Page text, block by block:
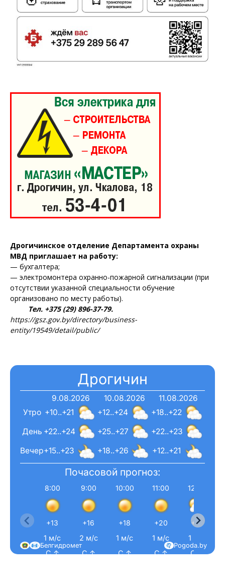
Дрогичинское отделение Департамента охраны
МВД приглашает на работу:
— бухгалтера;
— электромонтера охранно-пожарной сигнализации (при
отсутствии указанной специальности обучение
организовано по месту работы).
Тел. +375 (29) 896-37-79.
https://gsz.gov.by/directory/business-
entity/19549/detail/public/
Дрогичин
9.08.2026
+10..+21
+22..+24
+15..+23
10.08.2026
+12..+24
+25..+27
+18..+26
11.08.2026
+18..+22
+22..+23
+12..+21
Вечер
День
Утро
Почасовой прогноз:
8:00
+13
1 м/с
С ↑
9:00
+16
2 м/с
С ↑
10:00
+18
1 м/с
С ↑
11:00
+20
1 м/с
С ↑
12:00
+21
1 м/с
С ↑
Pogoda.by
Белгидромет